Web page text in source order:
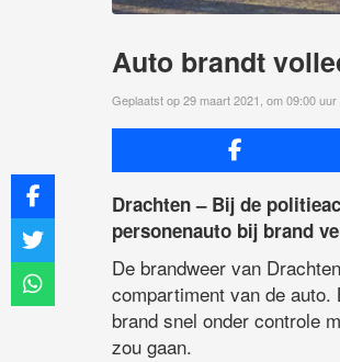
Auto brandt
Geplaatst op 29 maart 2021, om 09:00 uur
Drachten – Bij de
personenauto bij brand
De brandweer van
compartiment van de auto.
brand snel onder controle
zou gaan.